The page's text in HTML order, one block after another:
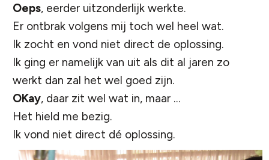
Oeps, eerder uitzonderlijk werkte.
Er ontbrak volgens mij toch wel heel wat.
Ik zocht en vond niet direct de oplossing.
Ik ging er namelijk van uit als dit al jaren zo
werkt dan zal het wel goed zijn.
OKay, daar zit wel wat in, maar …
Het hield me bezig.
Ik vond niet direct dé oplossing.